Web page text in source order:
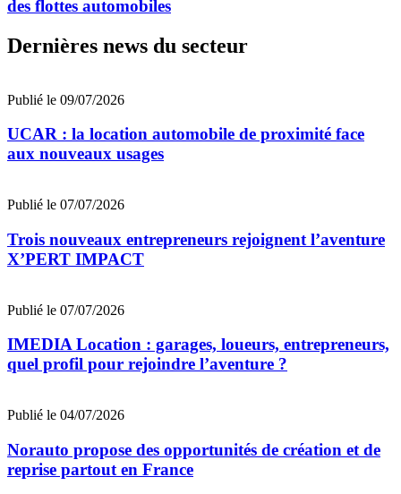
des flottes automobiles
Dernières news du secteur
Publié le 09/07/2026
UCAR : la location automobile de proximité face
aux nouveaux usages
Publié le 07/07/2026
Trois nouveaux entrepreneurs rejoignent l’aventure
X’PERT IMPACT
Publié le 07/07/2026
IMEDIA Location : garages, loueurs, entrepreneurs,
quel profil pour rejoindre l’aventure ?
Publié le 04/07/2026
Norauto propose des opportunités de création et de
reprise partout en France